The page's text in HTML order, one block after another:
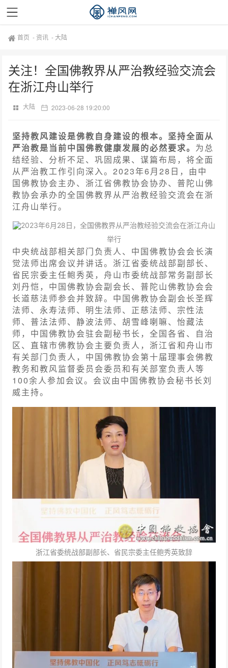
首页 - 资讯 -大陆
关注！全国佛教界从严治教经验交流会
在浙江舟山举行
大陆 2023-06-28 19:20:00
坚持教风建设是佛教自身建设的根本。坚持全面从
严治教是当前中国佛教健康发展的必然要求。 为总
结经验、分析不足、巩固成果、谋篇布局，将全面
从严治教工作引向深入。2023年6月28日，由中
国佛教协会主办、浙江省佛教协会协办、普陀山佛
教协会承办的全国佛教界从严治教经验交流会在浙
江舟山举行。
2023年6月28日，全国佛教界从严治教经验交流会在浙江舟山
举行
中央统战部相关部门负责人、中国佛教协会会长演
觉法师出席会议并讲话。浙江省委统战部副部长、
省民宗委主任鲍秀英，舟山市委统战部常务副部长
刘丹恺，中国佛教协会副会长、普陀山佛教协会会
长道慈法师参会并致辞。中国佛教协会副会长圣辉
法师、永寿法师、明生法师、正慈法师、宗性法
师、普法法师、静波法师、胡雪峰喇嘛、怡藏法
师，中国佛教协会驻会副秘书长，全国各省、自治
区、直辖市佛教协会主要负责人，浙江省和舟山市
有关部门负责人，中国佛教协会第十届理事会佛教
教务和教风监督委员会委员和有关部室负责人等
100余人参加会议。会议由中国佛教协会秘书长刘
威主持。
浙江省委统战部副部长、省民宗委主任鲍秀英致辞